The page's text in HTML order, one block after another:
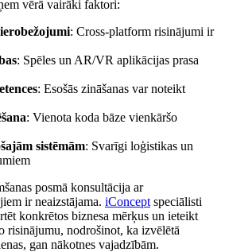
vērā vairāki faktori:
: Cross-platform risinājumi ir
: Spēles un AR/VR aplikācijas prasa
: Esošās zināšanas var noteikt
: Vienota koda bāze vienkāršo
sistēmām: Svarīgi loģistikas un
posmā konsultācija ar
ir neaizstājama. iConcept speciālisti
konkrētos biznesa mērķus un ieteikt
risinājumu, nodrošinot, ka izvēlētā
gan nākotnes vajadzībām.